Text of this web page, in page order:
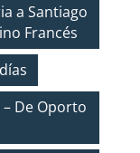
a Santiago
Francés
De Oporto